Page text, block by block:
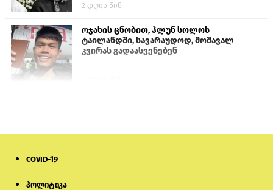
2 დღის წინ
ოჯახის ცნობით, ჰლუნ სოლოს
ტაილანდში, სავარაუდოდ, მომავალ
კვირას გადაასვენებენ
COVID-19
პოლიტიკა